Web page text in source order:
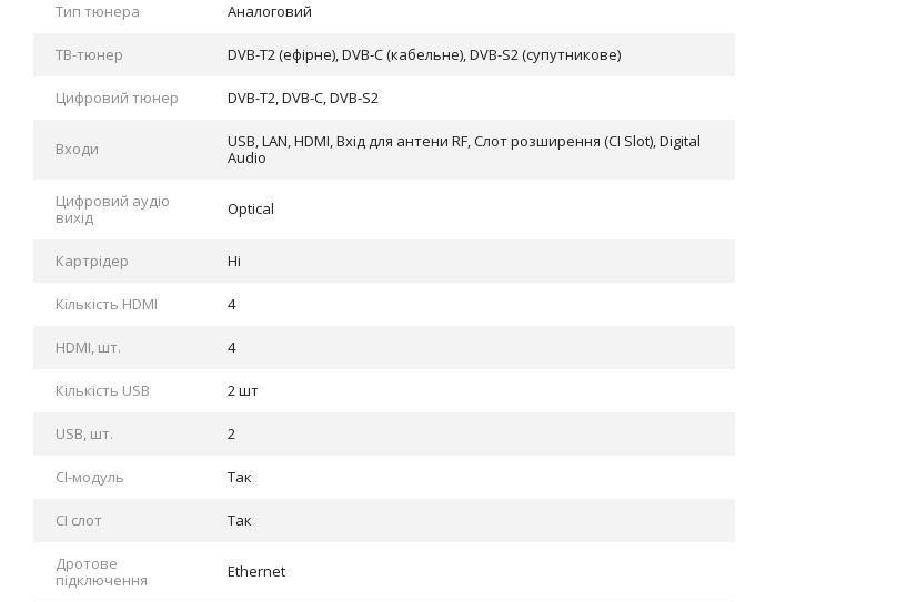
Тип тюнера Аналоговий
ТВ-тюнер DVB-T2 (ефірне), DVB-C (кабельне), DVB-S2 (супутникове)
Цифровий тюнер DVB-Т2, DVB-С, DVB-S2
Входи
USB, LAN, HDMI, Вхід для антени RF, Cлот розширення (CI Slot), Digital
Audio
Цифровий аудіо
вихід
Optical
Картрідер Ні
Кількість HDMI 4
HDMI, шт. 4
Кількість USB 2 шт
USB, шт. 2
CI-модуль Так
CI слот Так
Дротове
підключення
Ethernet